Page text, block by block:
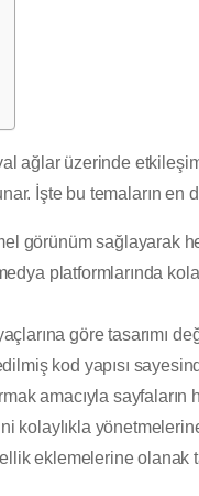
ağlar üzerinde
İşte bu temaların en
görünüm sağlayarak
platformlarında
göre tasarımı
kod yapısı
amacıyla
kolaylıkla
eklemelerine olanak